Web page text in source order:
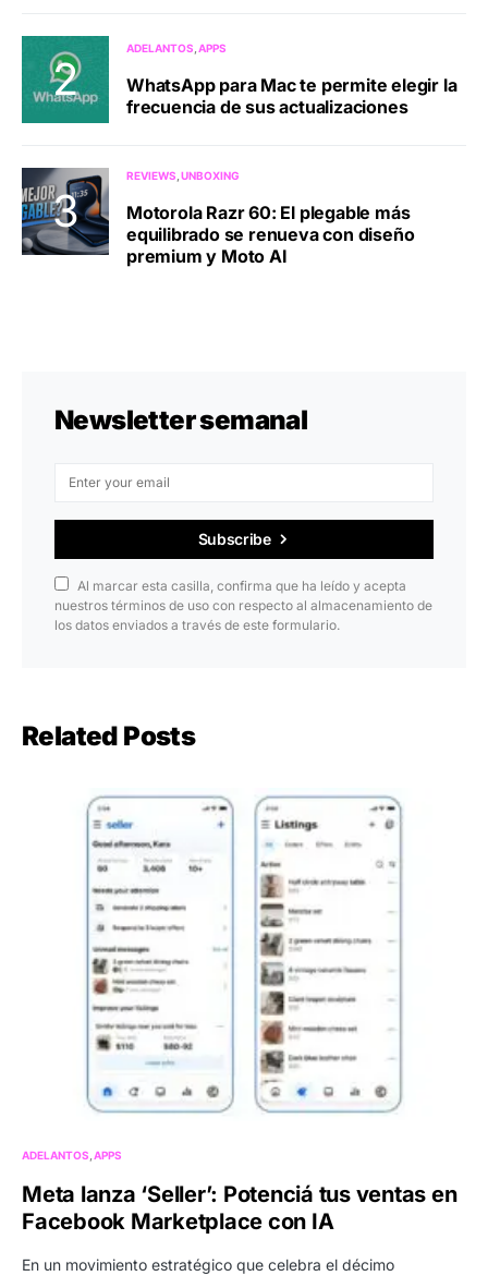
ADELANTOS APPS
WhatsApp para Mac te permite elegir la
frecuencia de sus actualizaciones
REVIEWS UNBOXING
Motorola Razr 60: El plegable más
equilibrado se renueva con diseño
premium y Moto AI
Newsletter semanal
Subscribe
Al marcar esta casilla, confirma que ha leído y acepta
nuestros términos de uso con respecto al almacenamiento de
los datos enviados a través de este formulario.
Related Posts
ADELANTOS APPS
Meta lanza ‘Seller’: Potenciá tus ventas en
Facebook Marketplace con IA
En un movimiento estratégico que celebra el décimo